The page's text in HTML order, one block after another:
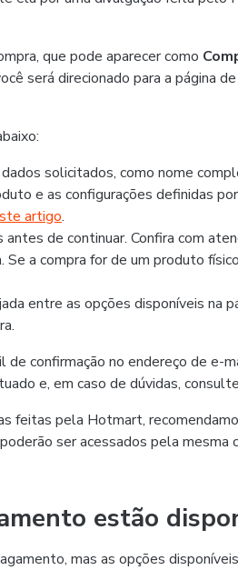
que pode aparecer como
será direcionado para a página
solicitados, como nome
e as configurações definidas
artigo.
de continuar. Confira com
Se a compra for de um produto
entre as opções disponíveis na
confirmação no endereço de e-
e, em caso de dúvidas, consulte
feitas pela Hotmart,
ser acessados pela mesma
estão
mas as opções